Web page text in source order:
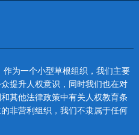
为一个小型草根组织，我们主要
提升人权意识，同时我们也在对
其他法律政策中有关人权教育条
非营利组织，我们不隶属于任何